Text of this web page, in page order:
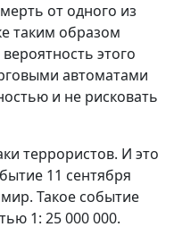
от одного из
таким образом
этого
автоматами
и не рисковать
террористов. И это
11 сентября
Такое событие
1: 25 000 000.